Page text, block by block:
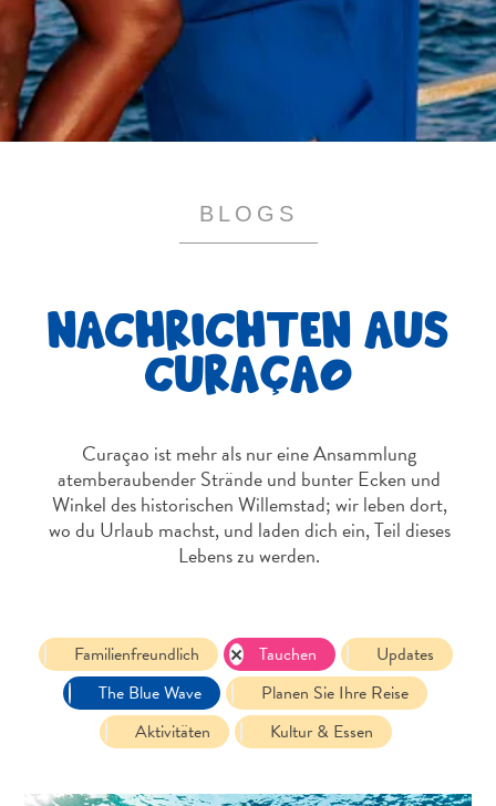
Schnorchelplätze
Tauchoperatoren
Taxidienste
Touren
Wasseraktivitäten
Unterkunft
inclusive
BLOGS
NACHRICHTEN AUS
CURAÇAO
Curaçao ist mehr als nur eine Ansammlung
atemberaubender Strände und bunter Ecken und
Winkel des historischen Willemstad; wir leben dort,
wo du Urlaub machst, und laden dich ein, Teil dieses
Lebens zu werden.
Familienfreundlich Tauchen
Updates
The Blue Wave
Planen Sie Ihre Reise
Aktivitäten
Kultur & Essen